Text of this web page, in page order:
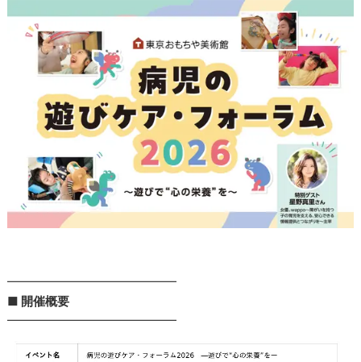
━━━━━━━━━━━━━━
■ 開催概要
━━━━━━━━━━━━━━